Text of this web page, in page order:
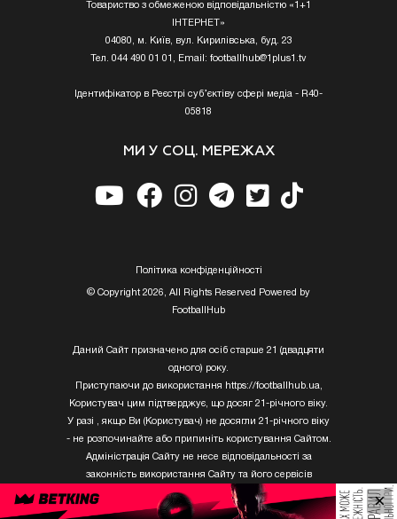
Товариство з обмеженою відповідальністю «1+1
ІНТЕРНЕТ»
04080, м. Київ, вул. Кирилівська, буд. 23
Тел. 044 490 01 01, Email: footballhub@1plus1.tv
Ідентифікатор в Реєстрі суб’єктіву сфері медіа - R40-
05818
МИ У СОЦ. МЕРЕЖАХ
Полiтика конфiденцiйностi
© Copyright 2026, All Rights Reserved Powered by
FootballHub
Даний Сайт призначено для осіб старше 21 (двадцяти
одного) року.
Приступаючи до використання https://footballhub.ua,
Користувач цим підтверджує, що досяг 21-річного віку.
У разі , якщо Ви (Користувач) не досягли 21-річного віку
- не розпочинайте або припиніть користування Сайтом.
Адміністрація Сайту не несе відповідальності за
законність використання Сайту та його сервісів
Користувачем, який не досяг 21-річного віку.
×